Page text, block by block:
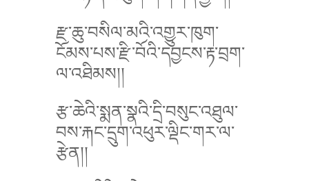
རྫ་ཆུ་བསིལ་མའི་འགྱུར་ཁུག་
ངོམས་པས་རྫི་བོའི་དབྱངས་རྟ་བྲག་
ལ་འཐིམས།།
རྩ་ཆེའི་སྨན་སྣའི་དྲི་བསུང་འཐུལ་
བས་རྐང་དྲུག་འཕུར་ལྡིང་གར་ལ་
རྩེན།།